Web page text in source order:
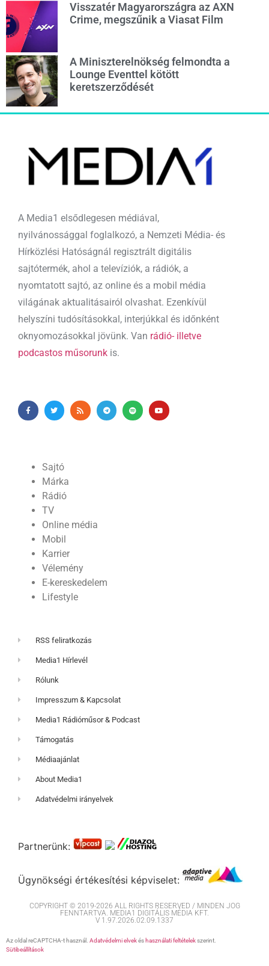
Visszatér Magyarországra az AXN
Crime, megszűnik a Viasat Film
A Miniszterelnökség felmondta a
Lounge Eventtel kötött
keretszerződését
A Media1 elsődlegesen médiával,
nyilvánossággal foglalkozó, a Nemzeti Média- és
Hírközlési Hatóságnál regisztrált digitális
sajtótermék, ahol a televíziók, a rádiók, a
nyomtatott sajtó, az online és a mobil média
világának aktualitásairól olvashat. Ezenkívül
helyszíni tudósításokkal, interjúkkal és időnként
oknyomozásokkal jövünk. Van rádió- illetve
podcastos műsorunk is.
Sajtó
Márka
Rádió
TV
Online média
Mobil
Karrier
Vélemény
E-kereskedelem
Lifestyle
RSS feliratkozás
Media1 Hírlevél
Rólunk
Impresszum & Kapcsolat
Media1 Rádióműsor & Podcast
Támogatás
Médiaajánlat
About Media1
Adatvédelmi irányelvek
Partnerünk:
Ügynökségi értékesítési képviselet:
COPYRIGHT © 2019-2026 ALL RIGHTS RESERVED / MINDEN JOG
FENNTARTVA. MEDIA1 DIGITÁLIS MÉDIA KFT.
V 1.97.2026.02.09.1337
Az oldal reCAPTCHA-t használ. Adatvédelmi elvekés használati feltételekszerint.
Sütibeállítások